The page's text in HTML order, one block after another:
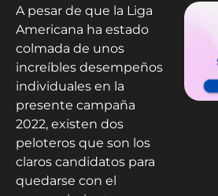
A pesar de que la Liga
Americana ha estado
colmada de unos
increíbles desempeños
individuales en la
presente campaña
2022, existen dos
peloteros que son los
claros candidatos para
quedarse con el